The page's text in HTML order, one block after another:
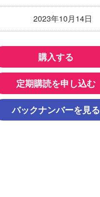
2023年10月14日
購入する
定期購読を申し込む
バックナンバーを見る